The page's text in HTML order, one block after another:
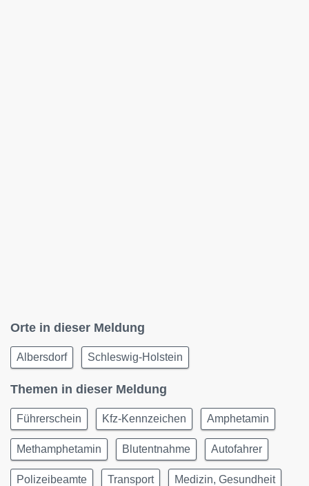
Orte in dieser Meldung
Albersdorf Schleswig-Holstein
Themen in dieser Meldung
Führerschein Kfz-Kennzeichen Amphetamin
Methamphetamin Blutentnahme Autofahrer
Polizeibeamte Transport Medizin, Gesundheit